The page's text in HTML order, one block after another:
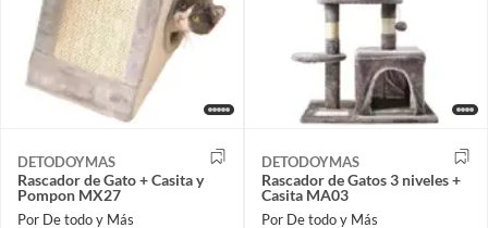
DETODOYMAS
Rascador de Gato + Casita y
Pompon MX27
Por De todo y Más
DETODOYMAS
Rascador de Gatos 3 niveles +
Casita MA03
Por De todo y Más